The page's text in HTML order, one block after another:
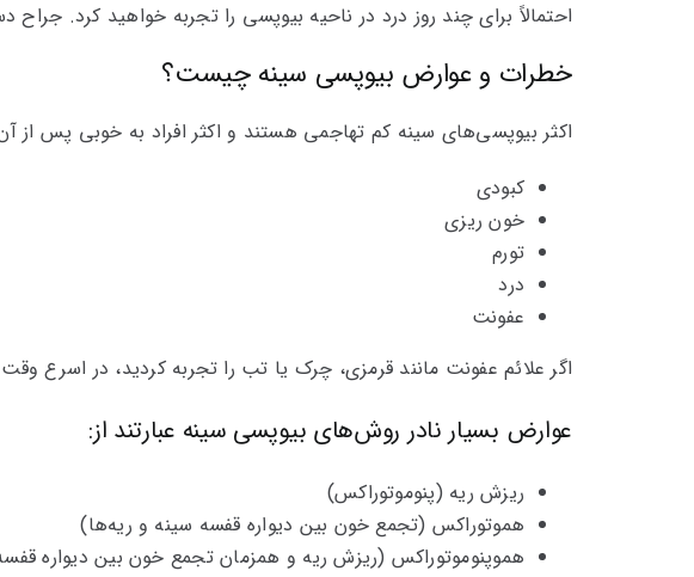
احتمالاً برای چند روز درد در ناحیه بیوپسی را تجربه خواهید کرد.
خطرات و عوارض بیوپسی سینه چیست؟
اکثر بیوپسی‌های سینه کم تهاجمی‌ هستند و اکثر افراد به خوبی پس از
کبودی
خون ریزی
تورم
درد
عفونت
اگر علائم عفونت مانند قرمزی، چرک یا تب را تجربه کردید، در اسرع
عوارض بسیار نادر روش‌های بیوپسی سینه عبارتند از:
ریزش ریه (پنوموتوراکس)
هموتوراکس (تجمع خون بین دیواره قفسه سینه و ریه‌ها)
هموپنوموتوراکس (ریزش ریه و همزمان تجمع خون بین دیواره